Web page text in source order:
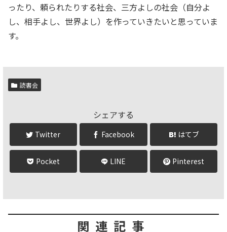
ったり、頼られたりする社会、三方よしの社会（自分よ
し、相手よし、世界よし）を作っていきたいと思っていま
す。
読書会
シェアする
Twitter Facebook はてブ
Pocket LINE Pinterest
関連記事